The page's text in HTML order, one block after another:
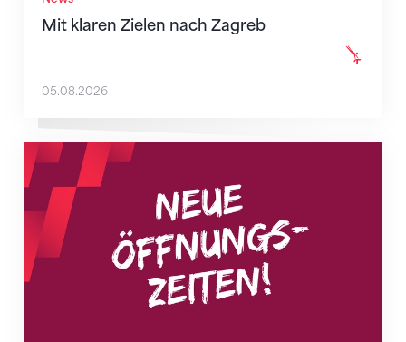
Mit klaren Zielen nach Zagreb
05.08.2026
Neue Empfangszeiten ab 1. August 2026